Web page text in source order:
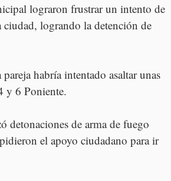
lograron frustrar un intento de
logrando la detención de
habría intentado asaltar unas
y 6 Poniente.
detonaciones de arma de fuego
el apoyo ciudadano para ir